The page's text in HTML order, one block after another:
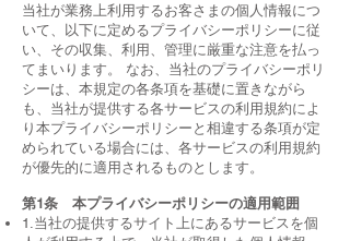
当社が業務上利用するお客さまの個人情報につ
いて、以下に定めるプライバシーポリシーに従
い、その収集、利用、管理に厳重な注意を払っ
てまいります。 なお、当社のプライバシーポリ
シーは、本規定の各条項を基礎に置きながら
も、当社が提供する各サービスの利用規約によ
り本プライバシーポリシーと相違する条項が定
められている場合には、各サービスの利用規約
が優先的に適用されるものとします。
第1条 本プライバシーポリシーの適用範囲
1.当社の提供するサイト上にあるサービスを個